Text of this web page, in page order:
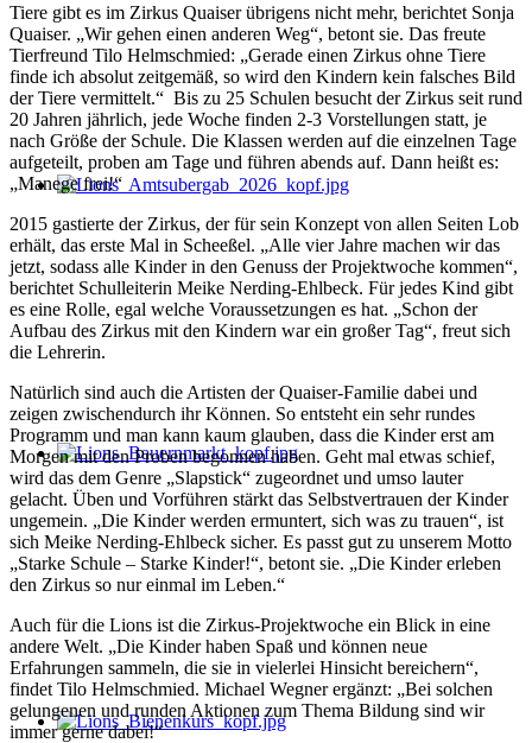
Tiere gibt es im Zirkus Quaiser übrigens nicht mehr, berichtet Sonja
Quaiser. „Wir gehen einen anderen Weg“, betont sie. Das freute
Tierfreund Tilo Helmschmied: „Gerade einen Zirkus ohne Tiere
finde ich absolut zeitgemäß, so wird den Kindern kein falsches Bild
der Tiere vermittelt.“ Bis zu 25 Schulen besucht der Zirkus seit rund
20 Jahren jährlich, jede Woche finden 2-3 Vorstellungen statt, je
nach Größe der Schule. Die Klassen werden auf die einzelnen Tage
aufgeteilt, proben am Tage und führen abends auf. Dann heißt es:
„Manege frei!“
2015 gastierte der Zirkus, der für sein Konzept von allen Seiten Lob
erhält, das erste Mal in Scheeßel. „Alle vier Jahre machen wir das
jetzt, sodass alle Kinder in den Genuss der Projektwoche kommen“,
berichtet Schulleiterin Meike Nerding-Ehlbeck. Für jedes Kind gibt
es eine Rolle, egal welche Voraussetzungen es hat. „Schon der
Aufbau des Zirkus mit den Kindern war ein großer Tag“, freut sich
die Lehrerin.
Natürlich sind auch die Artisten der Quaiser-Familie dabei und
zeigen zwischendurch ihr Können. So entsteht ein sehr rundes
Programm und man kann kaum glauben, dass die Kinder erst am
Morgen mit den Proben begonnen haben. Geht mal etwas schief,
wird das dem Genre „Slapstick“ zugeordnet und umso lauter
gelacht. Üben und Vorführen stärkt das Selbstvertrauen der Kinder
ungemein. „Die Kinder werden ermuntert, sich was zu trauen“, ist
sich Meike Nerding-Ehlbeck sicher. Es passt gut zu unserem Motto
„Starke Schule – Starke Kinder!“, betont sie. „Die Kinder erleben
den Zirkus so nur einmal im Leben.“
Auch für die Lions ist die Zirkus-Projektwoche ein Blick in eine
andere Welt. „Die Kinder haben Spaß und können neue
Erfahrungen sammeln, die sie in vielerlei Hinsicht bereichern“,
findet Tilo Helmschmied. Michael Wegner ergänzt: „Bei solchen
gelungenen und runden Aktionen zum Thema Bildung sind wir
immer gerne dabei!“